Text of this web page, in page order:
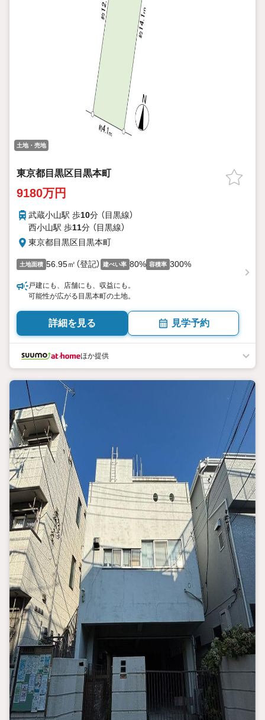
土地・売地
東京都目黒区目黒本町
9180万円
武蔵小山駅 歩10分 （目黒線）
西小山駅 歩11分 （目黒線）
東京都目黒区目黒本町
土地面積 56.95㎡（登記） 建ぺい率 80% 容積率 300%
戸建にも、店舗にも、収益にも。
可能性が広がる目黒本町の土地。
詳細を見る 見学予約
ほか提供